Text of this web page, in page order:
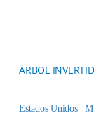
ÁRBOL